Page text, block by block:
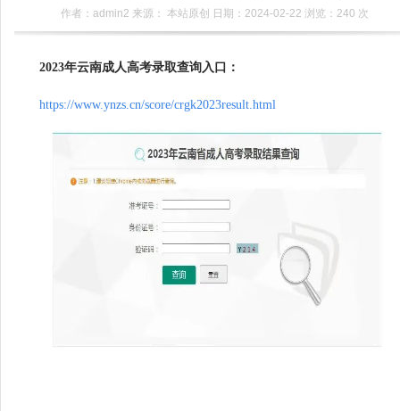
作者：admin2 来源： 本站原创 日期：2024-02-22 浏览： 240 次
2023年云南成人高考录取查询入口：
https://www.ynzs.cn/score/crgk2023result.html